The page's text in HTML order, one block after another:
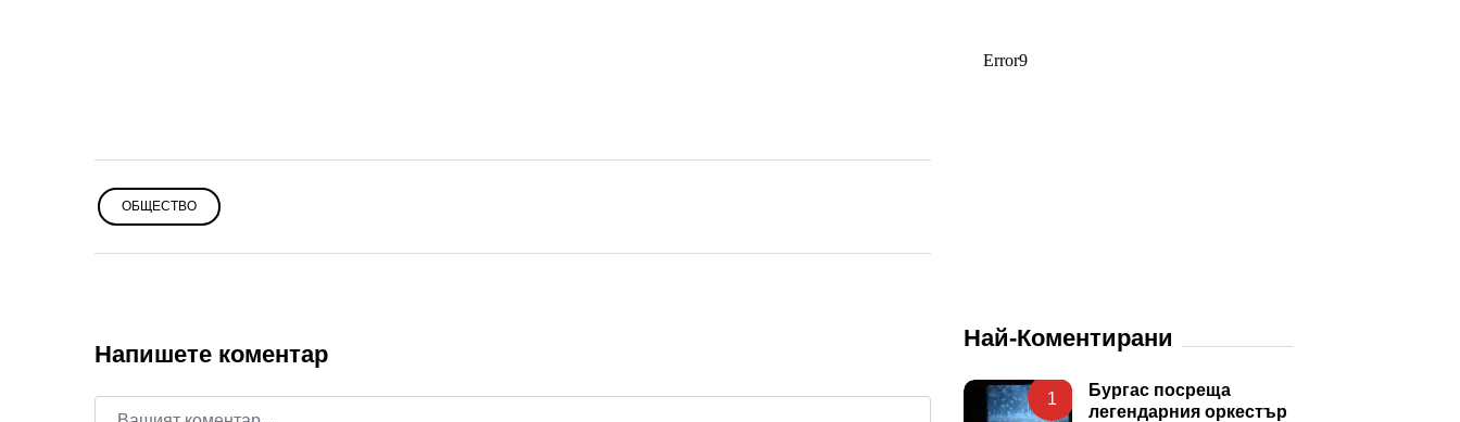
ОБЩЕСТВО
Напишете коментар
Най-Коментирани
1
Бургас посреща
легендарния оркестър